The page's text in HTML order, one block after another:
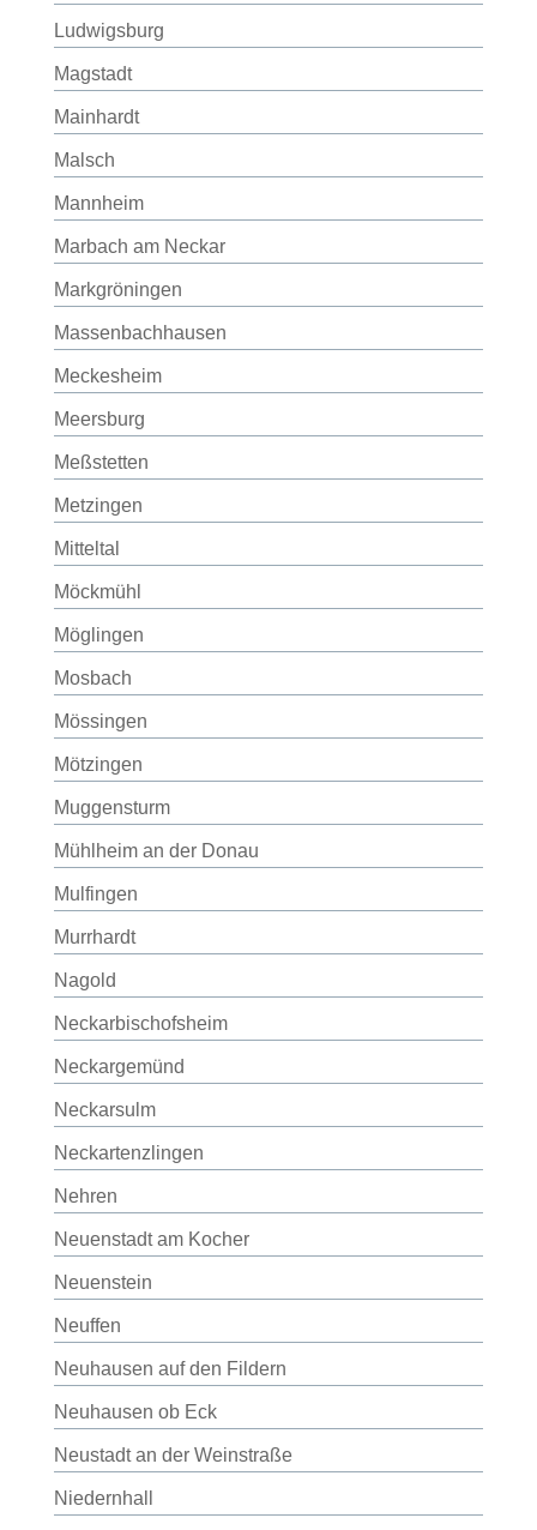
Ludwigsburg
Magstadt
Mainhardt
Malsch
Mannheim
Marbach am Neckar
Markgröningen
Massenbachhausen
Meckesheim
Meersburg
Meßstetten
Metzingen
Mitteltal
Möckmühl
Möglingen
Mosbach
Mössingen
Mötzingen
Muggensturm
Mühlheim an der Donau
Mulfingen
Murrhardt
Nagold
Neckarbischofsheim
Neckargemünd
Neckarsulm
Neckartenzlingen
Nehren
Neuenstadt am Kocher
Neuenstein
Neuffen
Neuhausen auf den Fildern
Neuhausen ob Eck
Neustadt an der Weinstraße
Niedernhall